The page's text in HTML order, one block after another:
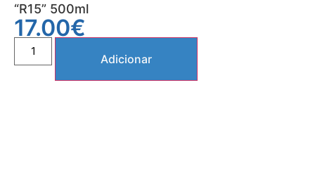
“R15” 500ml
17.00€
Adicionar